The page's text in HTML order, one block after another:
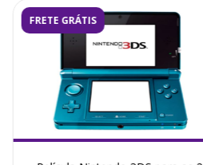
FRETE GRÁTIS